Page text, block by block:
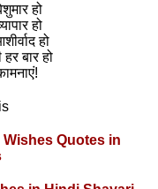
हो
हो
हो
बार हो
Quotes in